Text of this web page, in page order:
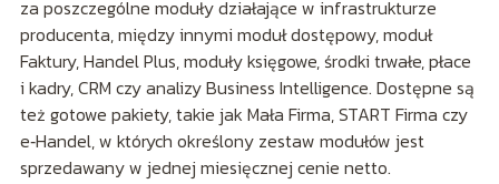
za poszczególne moduły działające w infrastrukturze
producenta, między innymi moduł dostępowy, moduł
Faktury, Handel Plus, moduły księgowe, środki trwałe, płace
i kadry, CRM czy analizy Business Intelligence. Dostępne są
też gotowe pakiety, takie jak Mała Firma, START Firma czy
e‑Handel, w których określony zestaw modułów jest
sprzedawany w jednej miesięcznej cenie netto.